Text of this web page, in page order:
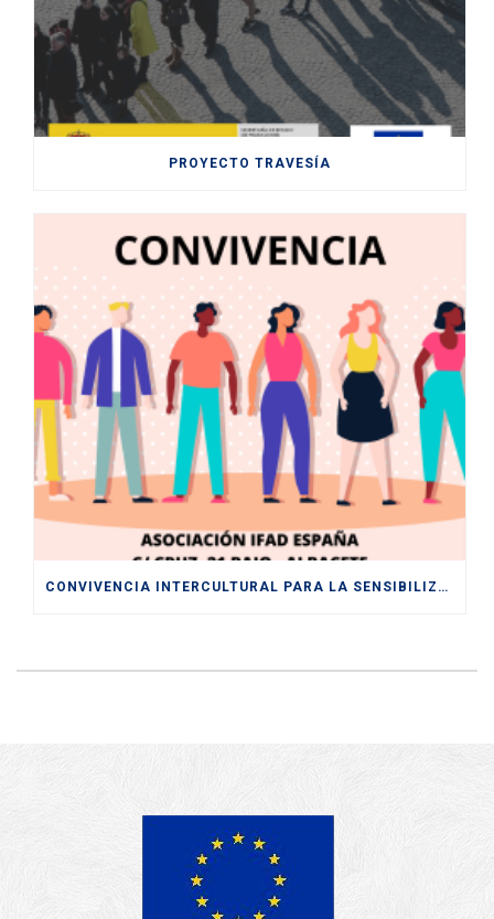
PROYECTO TRAVESÍA
CONVIVENCIA INTERCULTURAL PARA LA SENSIBILIZACIÓN HACIA UNA SOCIEDAD PLURAL Y DIVERSA ENTRE LOS Y LAS JÓVENES